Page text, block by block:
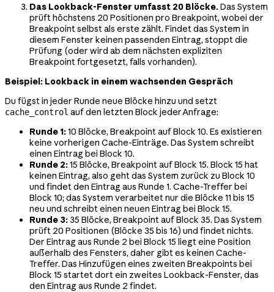
Das Lookback-Fenster umfasst 20 Blöcke.Das System
prüft höchstens 20 Positionen pro Breakpoint, wobei der
Breakpoint selbst als erste zählt. Findet das System in
diesem Fenster keinen passenden Eintrag, stoppt die
Prüfung (oder wird ab dem nächsten expliziten
Breakpoint fortgesetzt, falls vorhanden).
Beispiel: Lookback in einem wachsenden Gespräch
Du fügst in jeder Runde neue Blöcke hinzu und setzt
cache_control auf den letzten Block jeder Anfrage:
Runde 1:10 Blöcke, Breakpoint auf Block 10. Es existieren
keine vorherigen Cache-Einträge. Das System schreibt
einen Eintrag bei Block 10.
Runde 2:15 Blöcke, Breakpoint auf Block 15. Block 15 hat
keinen Eintrag, also geht das System zurück zu Block 10
und findet den Eintrag aus Runde 1. Cache-Treffer bei
Block 10; das System verarbeitet nur die Blöcke 11 bis 15
neu und schreibt einen neuen Eintrag bei Block 15.
Runde 3: 35 Blöcke, Breakpoint auf Block 35. Das System
prüft 20 Positionen (Blöcke 35 bis 16) und findet nichts.
Der Eintrag aus Runde 2 bei Block 15 liegt eine Position
außerhalb des Fensters, daher gibt es keinen Cache-
Treffer. Das Hinzufügen eines zweiten Breakpoints bei
Block 15 startet dort ein zweites Lookback-Fenster, das
den Eintrag aus Runde 2 findet.